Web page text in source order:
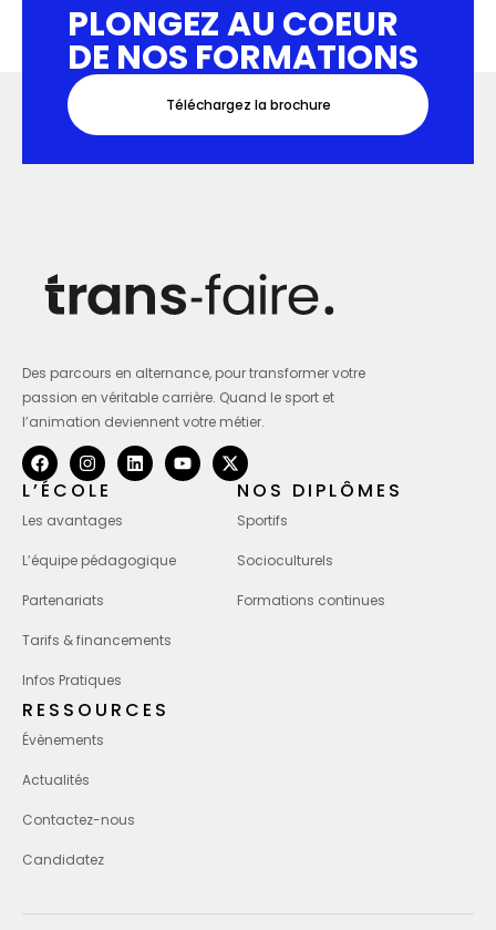
PLONGEZ AU COEUR
DE NOS FORMATIONS
Téléchargez la brochure
Des parcours en alternance, pour transformer votre
passion en véritable carrière. Quand le sport et
l’animation deviennent votre métier.
L’ÉCOLE
Les avantages
L’équipe pédagogique
Partenariats
Tarifs & financements
Infos Pratiques
NOS DIPLÔMES
Sportifs
Socioculturels
Formations continues
RESSOURCES
Évènements
Actualités
Contactez-nous
Candidatez